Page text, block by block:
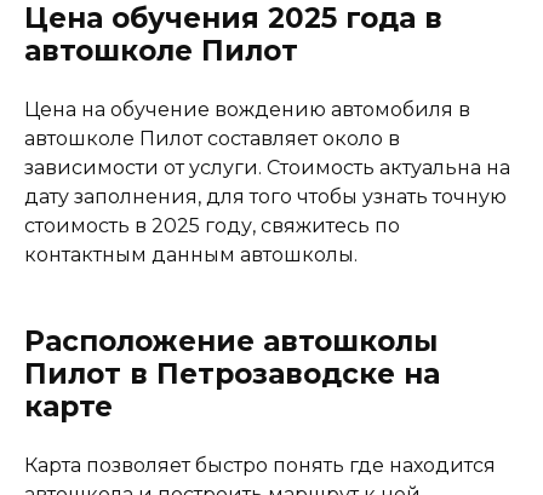
Цена обучения 2025 года в
автошколе Пилот
Цена на обучение вождению автомобиля в
автошколе Пилот составляет около в
зависимости от услуги. Стоимость актуальна на
дату заполнения, для того чтобы узнать точную
стоимость в 2025 году, свяжитесь по
контактным данным автошколы.
Расположение автошколы
Пилот в Петрозаводске на
карте
Карта позволяет быстро понять где находится